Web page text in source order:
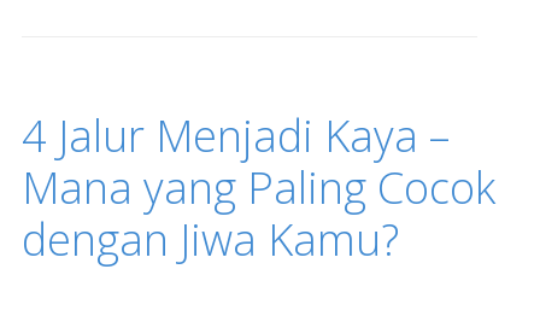
4 Jalur Menjadi Kaya –
Mana yang Paling Cocok
dengan Jiwa Kamu?